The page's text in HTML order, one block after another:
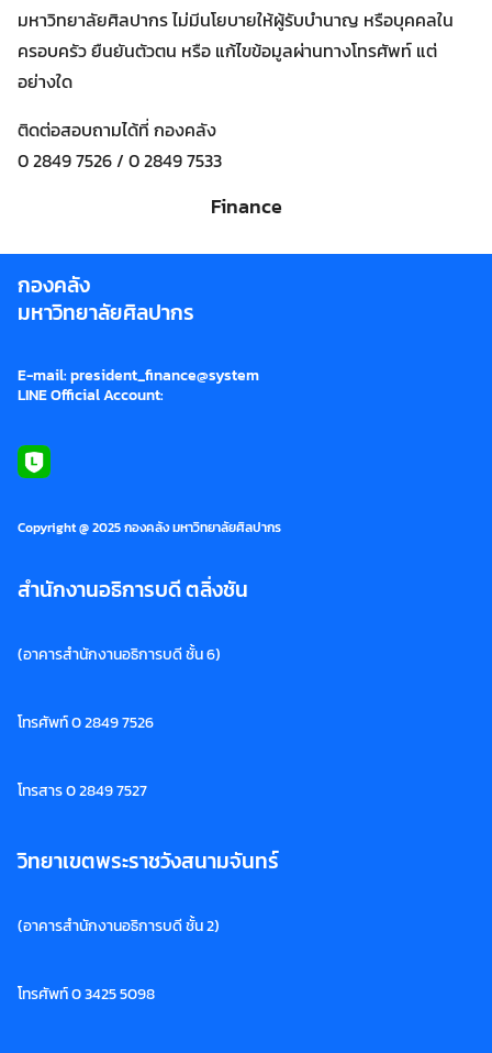
Search
for:
มหาวิทยาลัยศิลปากร ไม่มีนโยบายให้ผู้รับบำนาญ หรือบุคคลใน
ครอบครัว ยืนยันตัวตน หรือ แก้ไขข้อมูลผ่านทางโทรศัพท์ แต่
อย่างใด
ติดต่อสอบถามได้ที่ กองคลัง
0 2849 7526 / 0 2849 7533
Finance
กองคลัง
มหาวิทยาลัยศิลปากร
E-mail: president_finance@system
LINE Official Account:
Copyright @ 2025 กองคลัง มหาวิทยาลัยศิลปากร
สำนักงานอธิการบดี ตลิ่งชัน
(อาคารสำนักงานอธิการบดี ชั้น 6)
โทรศัพท์ 0 2849 7526
โทรสาร 0 2849 7527
วิทยาเขตพระราชวังสนามจันทร์
(อาคารสำนักงานอธิการบดี ชั้น 2)
โทรศัพท์ 0 3425 5098